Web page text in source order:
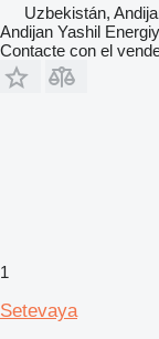
Uzbekistán,
Andijan Yashil
Contacte con el
1
Setevaya